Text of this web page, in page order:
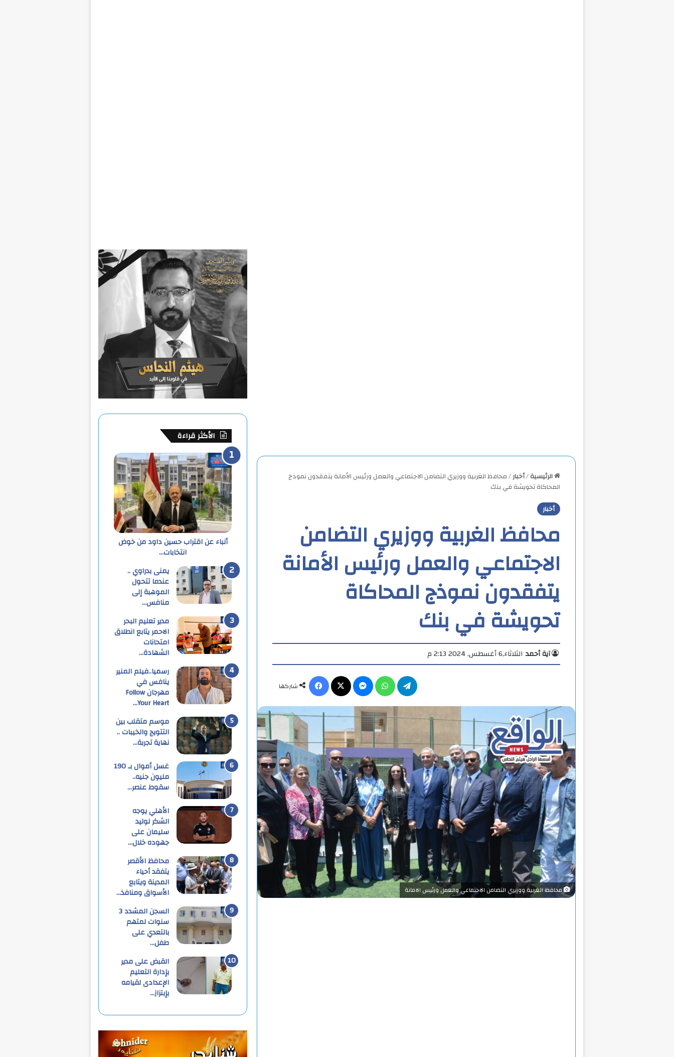
الرئيسية/أخبار/محافظ الغربية ووزيري التضامن الاجتماعي والعمل ورئيس الأمانة يتفقدون نموذج
المحاكاة تحويشة في بنك
أخبار
محافظ الغربية ووزيري التضامن
الاجتماعي والعمل ورئيس الأمانة
يتفقدون نموذج المحاكاة
تحويشة في بنك
آية أحمد الثلاثاء,6 أغسطس, 2024 2:13 م
شاركها
ماسنجر واتساب تيلقرام
محافظ الغربية ووزيري التضامن الاجتماعي والعمل ورئيس الامانة
الأكثر قراءة
أنباء عن اقتراب حسين داود من خوض
انتخابات…
يمنى بدراوي ..
عندما تتحول
الموهبة إلى
منافس…
مدير تعليم البحر
الاحمر يتابع انطلاق
امتحانات
الشهادة…
رسميا..فيلم المنير
ينافس في
مهرجان Follow
Your Heart…
موسم متقلب بين
التتويج والخيبات ..
نهاية تجربة…
غسل أموال بـ 190
مليون جنيه..
سقوط عنصر…
الأهلي يوجه
الشكر لوليد
سليمان على
جهوده خلال…
محافظ الأقصر
يتفقد أحياء
المدينة ويتابع
الأسواق ومنافذ…
السجن المشدد 3
سنوات لمتهم
بالتعدي على
طفل…
القبض على مدير
بإدارة التعليم
الإعدادى لقيامه
بإبتزاز…